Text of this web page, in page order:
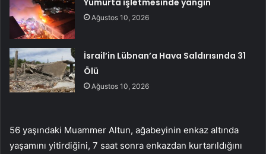
Ağustos 10, 2026
İsrail’in Lübnan’a Hava Saldırısında 31
Ölü
Ağustos 10, 2026
56 yaşındaki Muammer Altun, ağabeyinin enkaz altında
yaşamını yitirdiğini, 7 saat sonra enkazdan kurtarıldığını